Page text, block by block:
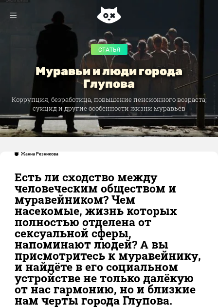
СТАТЬЯ
Муравьи и люди города
Глупова
Коррупция, безработица, повышение пенсионного возраста,
суицид и другие особенности жизни муравьёв
Жанна Резникова
Есть ли сходство между
человеческим обществом и
муравейником? Чем
насекомые, жизнь которых
полностью отделена от
сексуальной сферы,
напоминают людей? А вы
присмотритесь к муравейнику,
и найдёте в его социальном
устройстве не только далёкую
от нас гармонию, но и близкие
нам черты города Глупова.